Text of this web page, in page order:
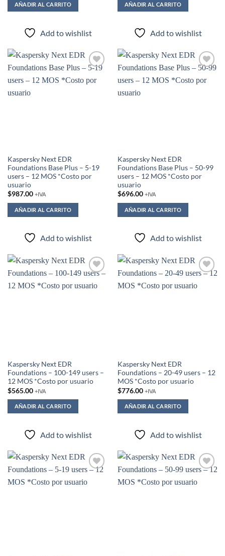
AÑADIR AL CARRITO
Add to wishlist
AÑADIR AL CARRITO
Add to wishlist
wishlist
Kaspersky Next EDR
Foundations Base Plus – 5-19
users – 12 MOS *Costo por
usuario
$987.00 +IVA
AÑADIR AL CARRITO
Add to wishlist
wishlist
Kaspersky Next EDR
Foundations Base Plus – 50-99
users – 12 MOS *Costo por
usuario
$696.00 +IVA
AÑADIR AL CARRITO
Add to wishlist
wishlist
Kaspersky Next EDR
Foundations – 100-149 users –
12 MOS *Costo por usuario
$565.00 +IVA
AÑADIR AL CARRITO
Add to wishlist
wishlist
Kaspersky Next EDR
Foundations – 20-49 users – 12
MOS *Costo por usuario
$776.00 +IVA
AÑADIR AL CARRITO
Add to wishlist
wishlist
wishlist